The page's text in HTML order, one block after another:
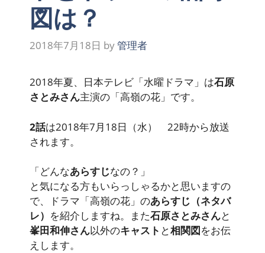
図は？
2018年7月18日 by管理者
2018年夏、日本テレビ「水曜ドラマ」は石原
さとみさん主演の 「高嶺の花」 です。
2話は2018年7月18日（水） 22時から放送
されます。
「どんなあらすじなの？」
と気になる方もいらっしゃるかと思いますの
で、ドラマ「高嶺の花」のあらすじ（ネタバ
レ） を紹介しますね。また石原さとみさんと
峯田和伸さん以外のキャスト と相関図をお伝
えします。